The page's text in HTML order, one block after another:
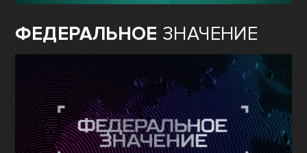
ФЕДЕРАЛЬНОЕ ЗНАЧЕНИЕ